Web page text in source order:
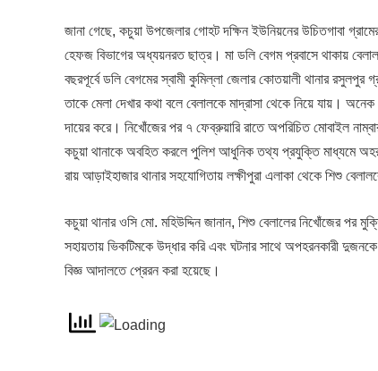
জানা গেছে, কচুয়া উপজেলার গোহট দক্ষিন ইউনিয়নের উচিতগাবা
হেফজ বিভাগের অধ্যয়নরত ছাত্র। মা ডলি বেগম প্রবাসে থাকায়
বছরপূর্বে ডলি বেগমের স্বামী কুমিল্লা জেলার কোতয়ালী থানার রসুলপুর
তাকে মেলা দেখার কথা বলে বেলালকে মাদ্রাসা থেকে নিয়ে যায়।
দায়ের করে। নিখোঁজের পর ৭ ফেব্রুয়ারি রাতে অপরিচিত মোবাইল
কচুয়া থানাকে অবহিত করলে পুলিশ আধুনিক তথ্য প্রযুক্তি মাধ্যমে
রায় আড়াইহাজার থানার সহযোগিতায় লক্ষীপুরা এলাকা থেকে শিশু
কচুয়া থানার ওসি মো. মহিউদ্দিন জানান, শিশু বেলালের নিখোঁজের পর
সহায়তায় ভিকটিমকে উদ্ধার করি এবং ঘটনার সাথে অপহরনকারী
বিজ্ঞ আদালতে প্রেরন করা হয়েছে।